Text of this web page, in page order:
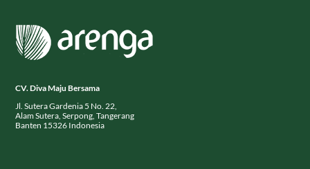
CV. Diva Maju Bersama
Jl. Sutera Gardenia 5 No. 22,
Alam Sutera, Serpong, Tangerang
Banten 15326 Indonesia